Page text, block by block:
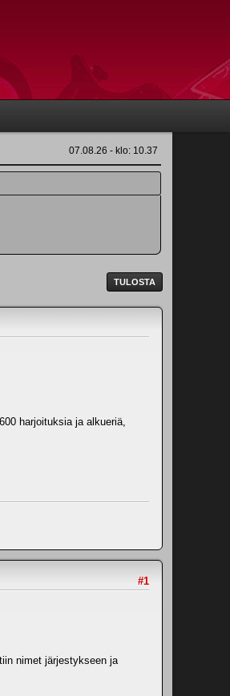
07.08.26 - klo: 10.37
TULOSTA
harjoituksia ja alkueriä,
#1
nimet järjestykseen ja